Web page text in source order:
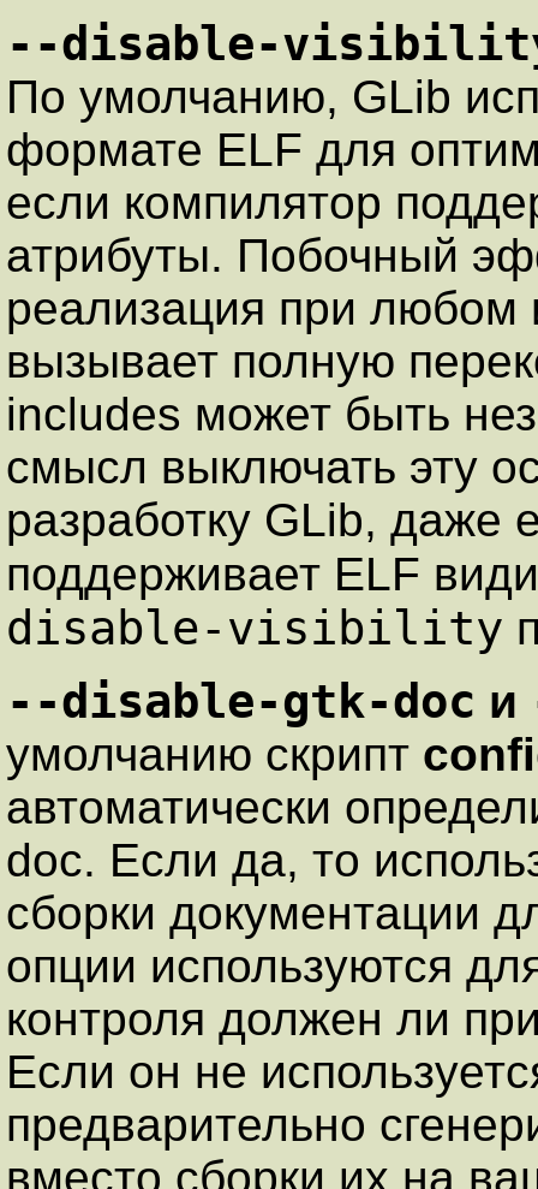
--disable-
По умолчанию, GLib
формате ELF для
если компилятор
атрибуты. Побочный
реализация при любом
вызывает полную
includes может быть
смысл выключать эту
разработку GLib, даже
поддерживает ELF
disable-visibility
--disable-gtk-doc и
умолчанию скрипт
автоматически
doc. Если да, то
сборки документации
опции используются
контроля должен ли
Если он не
предварительно
вместо сборки их на